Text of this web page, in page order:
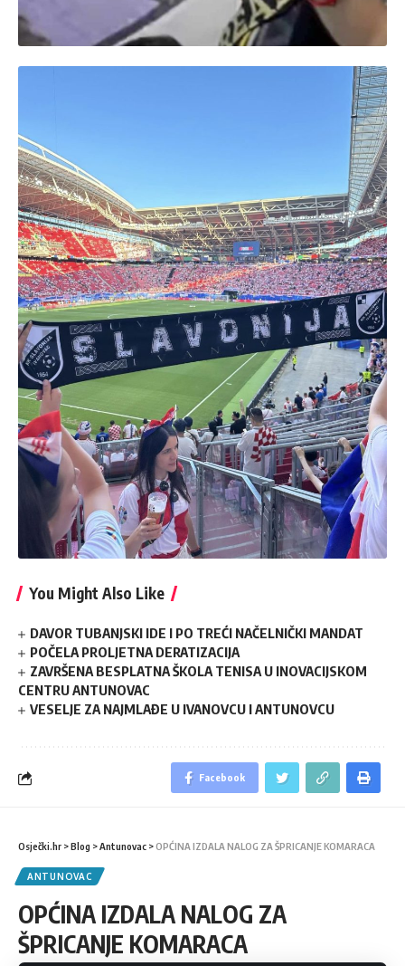
You Might Also Like
DAVOR TUBANJSKI IDE I PO TREĆI NAČELNIČKI MANDAT
POČELA PROLJETNA DERATIZACIJA
ZAVRŠENA BESPLATNA ŠKOLA TENISA U INOVACIJSKOM
CENTRU ANTUNOVAC
VESELJE ZA NAJMLAĐE U IVANOVCU I ANTUNOVCU
Facebook
Osječki.hr >Blog >Antunovac >OPĆINA IZDALA NALOG ZA ŠPRICANJE KOMARACA
ANTUNOVAC
OPĆINA IZDALA NALOG ZA
ŠPRICANJE KOMARACA